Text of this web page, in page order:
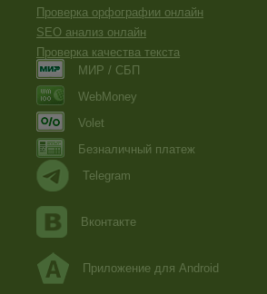
Проверка орфографии онлайн
SEO анализ онлайн
Проверка качества текста
МИР / СБП
WebMoney
Volet
Безналичный платеж
Telegram
Вконтакте
Приложение для Android